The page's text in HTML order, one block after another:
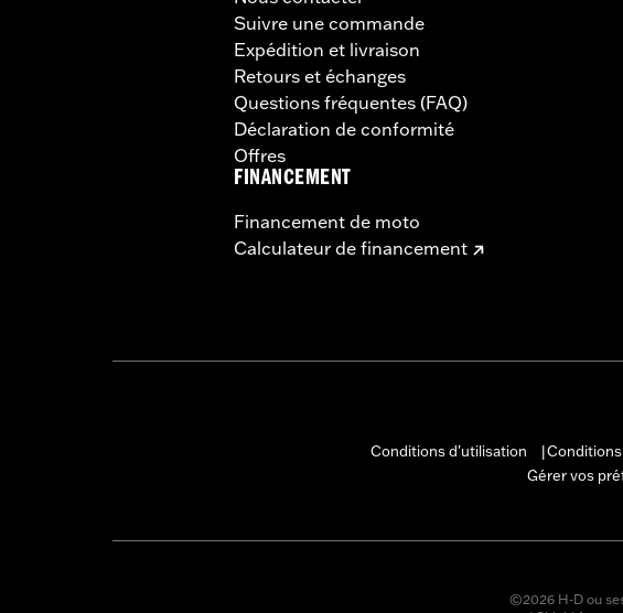
Suivre une commande
Expédition et livraison
Retours et échanges
Questions fréquentes (FAQ)
Déclaration de conformité
Offres
FINANCEMENT
Financement de moto
Calculateur de financement
Conditions d'utilisation
Gérer vos
©2026 H-D ou